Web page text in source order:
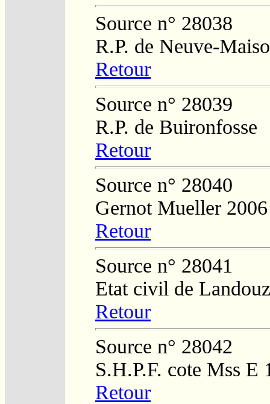
Source n° 28038
R.P. de Neuve-
Retour
Source n° 28039
R.P. de Buironfosse
Retour
Source n° 28040
Gernot Mueller 2006
Retour
Source n° 28041
Etat civil de
Retour
Source n° 28042
S.H.P.F. cote Mss E
Retour